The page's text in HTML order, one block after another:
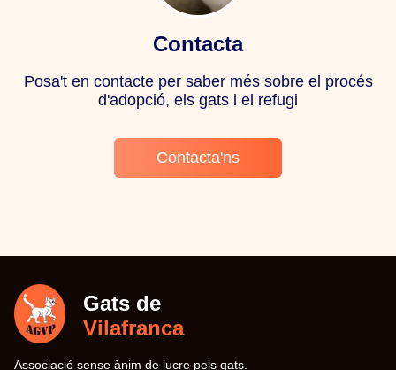
Contacta
Posa't en contacte per saber més sobre el procés
d'adopció, els gats i el refugi
Contacta'ns
Gats de
Vilafranca
Associació sense ànim de lucre pels gats.